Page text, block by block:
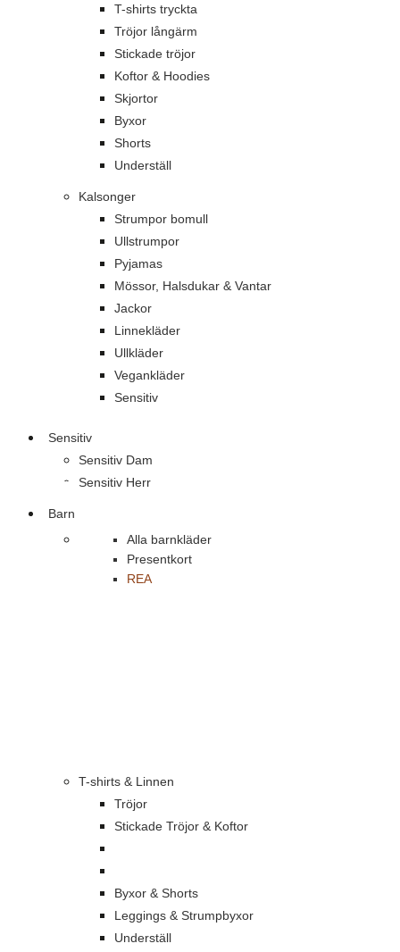
T-shirts tryckta
Tröjor långärm
Stickade tröjor
Koftor & Hoodies
Skjortor
Byxor
Shorts
Underställ
Kalsonger
Strumpor bomull
Ullstrumpor
Pyjamas
Mössor, Halsdukar & Vantar
Jackor
Linnekläder
Ullkläder
Vegankläder
Sensitiv
Sensitiv
Sensitiv Dam
Sensitiv Herr
Barn
Alla barnkläder
Presentkort
REA
T-shirts & Linnen
Tröjor
Stickade Tröjor & Koftor
Byxor & Shorts
Leggings & Strumpbyxor
Underställ